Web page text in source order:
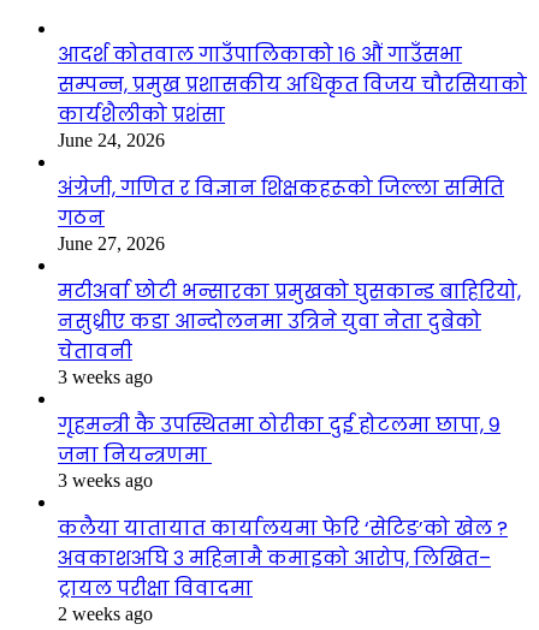
आदर्श कोतवाल गाउँपालिकाको १६ औं गाउँसभा
सम्पन्न, प्रमुख प्रशासकीय अधिकृत विजय चौरसियाको
कार्यशैलीको प्रशंसा
June 24, 2026
अंग्रेजी, गणित र विज्ञान शिक्षकहरूको जिल्ला समिति
गठन
June 27, 2026
मटीअर्वा छोटी भन्सारका प्रमुखको घुसकान्ड बाहिरियो,
नसुध्रीए कडा आन्दोलनमा उत्रिने युवा नेता दुबेको
चेतावनी
3 weeks ago
गृहमन्त्री कै उपस्थितमा ठोरीका दुई होटलमा छापा, ९
जना नियन्त्रणमा
3 weeks ago
कलैया यातायात कार्यालयमा फेरि ‘सेटिङ’को खेल ?
अवकाशअघि ३ महिनामै कमाइको आरोप, लिखित–
ट्रायल परीक्षा विवादमा
2 weeks ago